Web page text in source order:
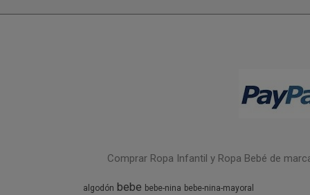
Comprar Ropa Infantil y Ropa Bebé de
algodón bebe bebe-nina bebe-nina-mayoral